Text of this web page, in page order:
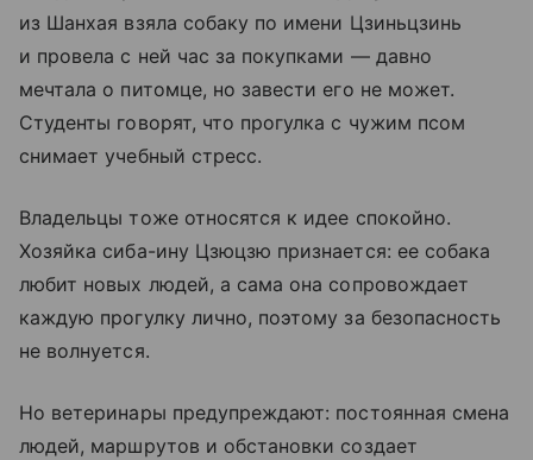
из Шанхая взяла собаку по имени Цзиньцзинь
и провела с ней час за покупками — давно
мечтала о питомце, но завести его не может.
Студенты говорят, что прогулка с чужим псом
снимает учебный стресс.
Владельцы тоже относятся к идее спокойно.
Хозяйка сиба-ину Цзюцзю признается: ее собака
любит новых людей, а сама она сопровождает
каждую прогулку лично, поэтому за безопасность
не волнуется.
Но ветеринары предупреждают: постоянная смена
людей, маршрутов и обстановки создает